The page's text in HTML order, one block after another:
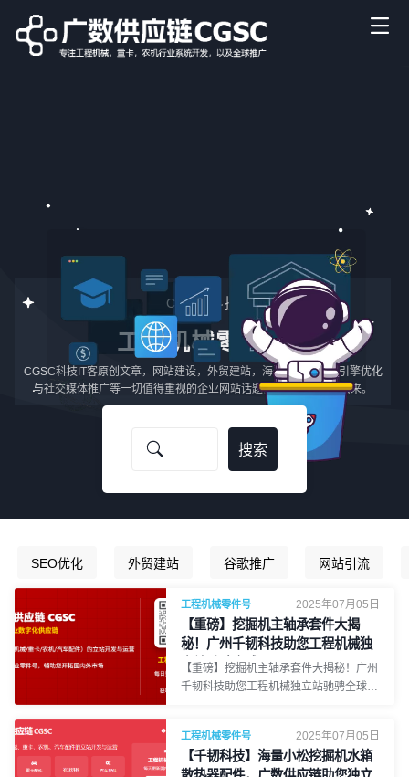
CGSC科技
工程机械零件号
CGSC科技IT客原创文章，网站建设，外贸建站，海外网站，搜索引擎优化
与社交媒体推广等一切值得重视的企业网站话题都会在这里被提出来。
SEO优化 外贸建站 谷歌推广 网站引流
2025年07月05日
工程机械零件号
【重磅】挖掘机主轴承套件大揭
秘！广州千韧科技助您工程机械独
立站驰骋全球！
【重磅】挖掘机主轴承套件大揭秘！广州
千韧科技助您工程机械独立站驰骋全球！
1.8; color: #333; margin: 0; padding:
20px; background-color: #f8f8f8; }
2025年07月05日
工程机械零件号
【千韧科技】海量小松挖掘机水箱